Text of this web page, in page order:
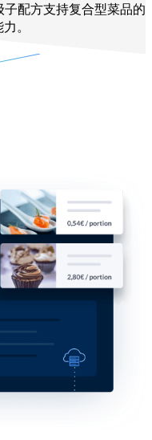
配方支持复合型菜品的
。